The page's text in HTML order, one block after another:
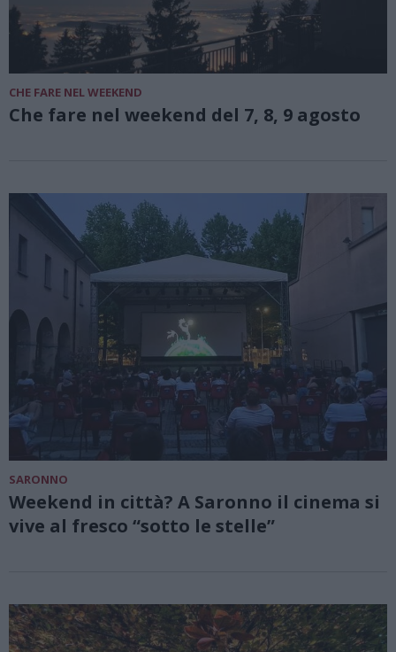
CHE FARE NEL WEEKEND
Che fare nel weekend del 7, 8, 9 agosto
SARONNO
Weekend in città? A Saronno il cinema si
vive al fresco “sotto le stelle”